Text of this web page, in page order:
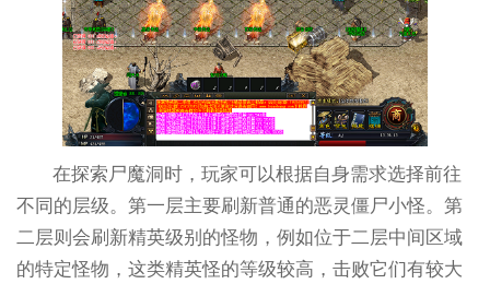
在探索尸魔洞时，玩家可以根据自身需求选择前往
不同的层级。第一层主要刷新普通的恶灵僵尸小怪。第
二层则会刷新精英级别的怪物，例如位于二层中间区域
的特定怪物，这类精英怪的等级较高，击败它们有较大